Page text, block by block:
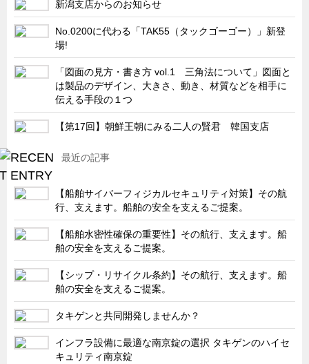
キャビネット工業会規格「CA300」集中講義
ズバッとお悩み解決 テクニカル Q and A
瀧源点回帰
光る技術！未来へのモノづくり
ちょっとユニークなお客様
ビジサスニュース
ECOLOGY NEWS SCRAMBLE
わが街わが支店
支店所在地（歴史探訪）
ニッポン再発見
あれこれWATCH
こんなとき、どう言うの?
４コマ漫画 のんきなのんちゃん
CATEGORY タキゲンinfo.
お知らせ
新潟支店からのお知らせ
No.0200に代わる「TAK55（タックゴーゴー）」新登
場!
「図面の見方・書き方 vol.1 三角法について」図面と
は製品のデザイン、大きさ、動き、材質などを相手に
伝える手段の１つ
【第17回】朝鮮王朝にみる二人の賢君 韓国支店
最近の記事
【船舶サイバーフィジカルセキュリティ対策】その航
行、支えます。船舶の安全を支えるご提案。
【船舶水密性確保の重要性】その航行、支えます。船
舶の安全を支えるご提案。
【シップ・リサイクル条約】その航行、支えます。船
舶の安全を支えるご提案。
タキゲンと共同開発しませんか？
インフラ設備に最適な南京錠の選択 タキゲンのハイセ
キュリティ南京錠